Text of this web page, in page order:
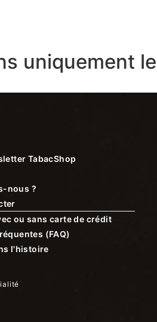
uniquement
TabacShop
nous ?
ou sans carte de crédit
(FAQ)
l'histoire